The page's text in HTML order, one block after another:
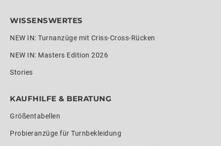
WISSENSWERTES
NEW IN: Turnanzüge mit Criss-Cross-Rücken
NEW IN: Masters Edition 2026
Stories
KAUFHILFE & BERATUNG
Größentabellen
Probieranzüge für Turnbekleidung